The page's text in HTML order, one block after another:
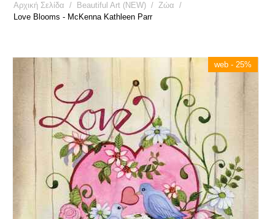
Αρχική Σελίδα / Beautiful Art (NEW) / Ζώα /
Love Blooms - McKenna Kathleen Parr
web - 25%